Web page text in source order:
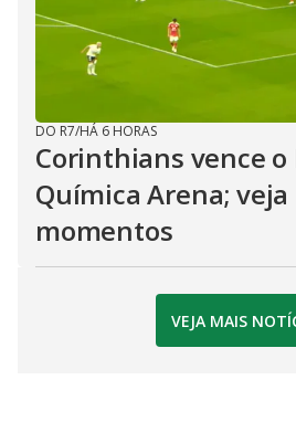
DO R7/HÁ 6 HORAS
Corinthians vence
Química Arena;
momentos
VEJA MAIS